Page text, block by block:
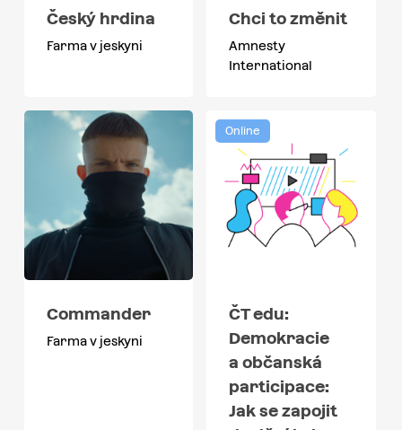
Český hrdina
Farma v jeskyni
Chci to změnit
Amnesty
International
Commander
Farma v jeskyni
Online
ČT edu:
Demokracie
a občanská
participace:
Jak se zapojit